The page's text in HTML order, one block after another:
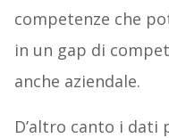
competenze che
in un gap di
anche aziendale.
D’altro canto i dati